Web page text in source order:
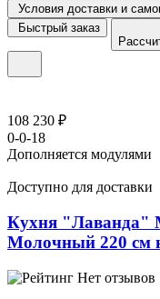
Условия доставки и
Быстрый заказ
108 230 ₽
0-0-18
Дополняется модулями
Доступно для доставки
Кухня "Лаванда"
Молочный 220 см
Нет отзывов